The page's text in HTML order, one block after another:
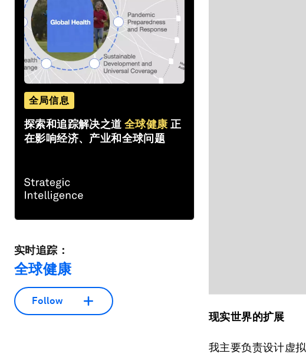
全局信息
探索和追踪解决之道 全球健康 正
在影响经济、产业和全球问题
实时追踪：
全球健康
Follow
现实世界的扩展
我主要负责设计虚